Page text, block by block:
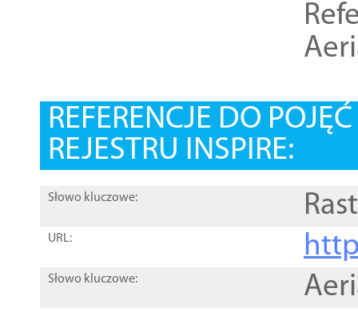
REFERENCJE DO
REJESTRU INSPIRE:
Słowo kluczowe:
URL:
Słowo kluczowe: